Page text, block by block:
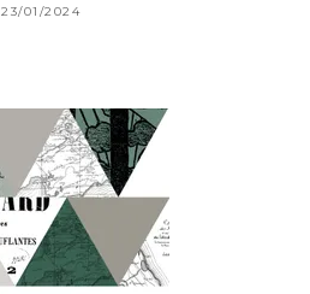
23/01/2024